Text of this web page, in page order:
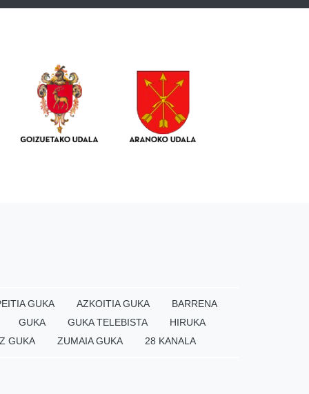
GUKA AZKOITIA GUKA
BARRENA
GUKA
GUKA TELEBISTA
HIRUKA
GUKA
ZUMAIA GUKA 28 KANALA